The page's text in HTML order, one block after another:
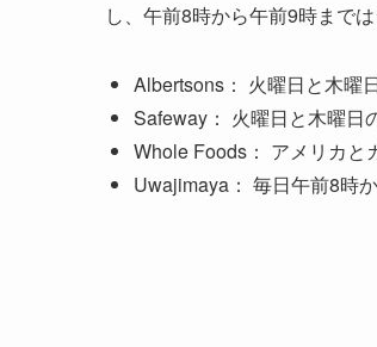
し、午前8時から午前9時まで
Albertsons： 火曜日と木曜
Safeway： 火曜日と木曜日
Whole Foods： アメリカと
Uwajimaya： 毎日午前8時